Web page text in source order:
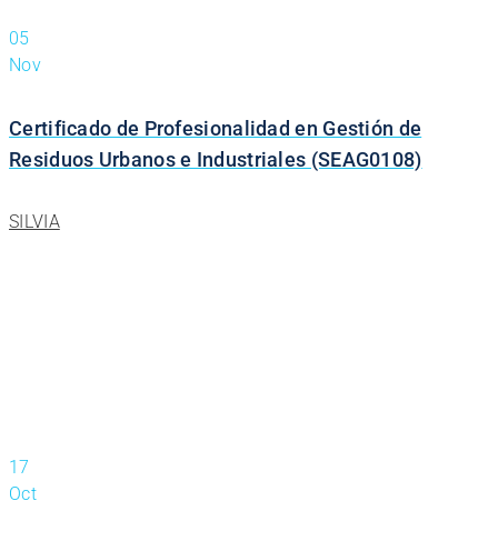
05
Nov
Certificado de Profesionalidad en Gestión de
Residuos Urbanos e Industriales (SEAG0108)
SILVIA
17
Oct